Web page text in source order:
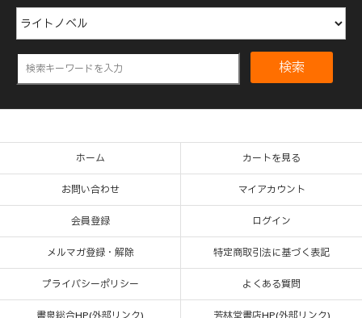
検索
ホーム カートを見る
お問い合わせ マイアカウント
会員登録 ログイン
メルマガ登録・解除 特定商取引法に基づく表記
プライバシーポリシー よくある質問
書泉総合HP(外部リンク) 芳林堂書店HP(外部リンク)